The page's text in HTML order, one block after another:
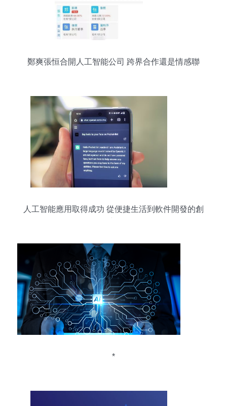
鄭爽張恒合開人工智能公司 跨界合作還是情感聯
人工智能應用取得成功 從便捷生活到軟件開發的創
*